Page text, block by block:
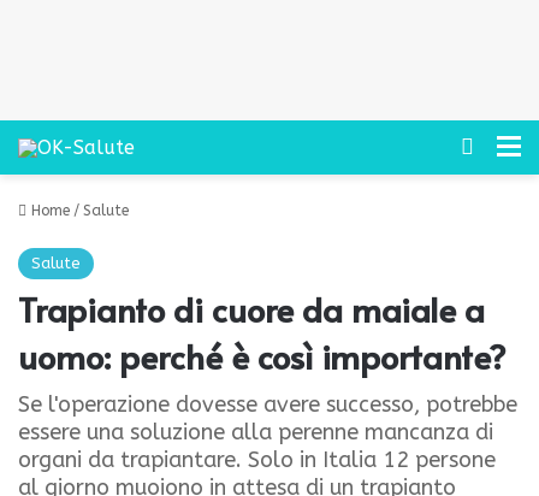
Cerca
Home / Salute
Salute
Trapianto di cuore da maiale a
uomo: perché è così importante?
Se l'operazione dovesse avere successo, potrebbe
essere una soluzione alla perenne mancanza di
organi da trapiantare. Solo in Italia 12 persone
al giorno muoiono in attesa di un trapianto